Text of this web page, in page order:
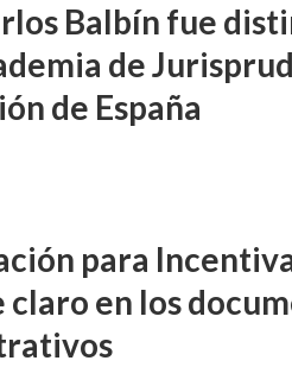
Balbín fue
de
de España
para
claro en los